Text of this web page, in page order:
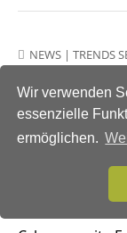
Wir verwenden
essenzielle
ermöglichen.
NEWS | TRENDS